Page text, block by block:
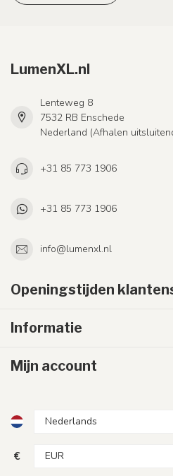
LumenXL.nl
Lenteweg 8
7532 RB Enschede
Nederland (Afhalen
+31 85 773 1906
+31 85 773 1906
info@lumenxl.nl
Openingstijden
Informatie
Mijn account
€